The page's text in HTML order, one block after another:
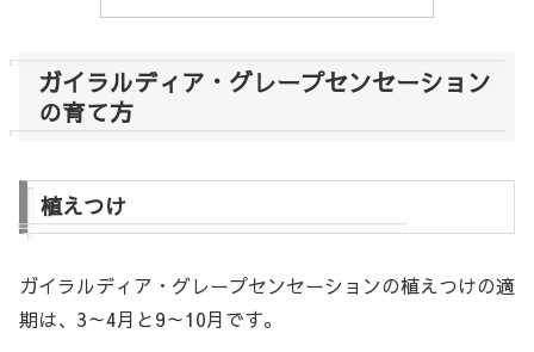
ガイラルディア・グレープセンセーション
の育て方
植えつけ
ガイラルディア・グレープセンセーションの植えつけの適
期は、3～4月と9～10月です。